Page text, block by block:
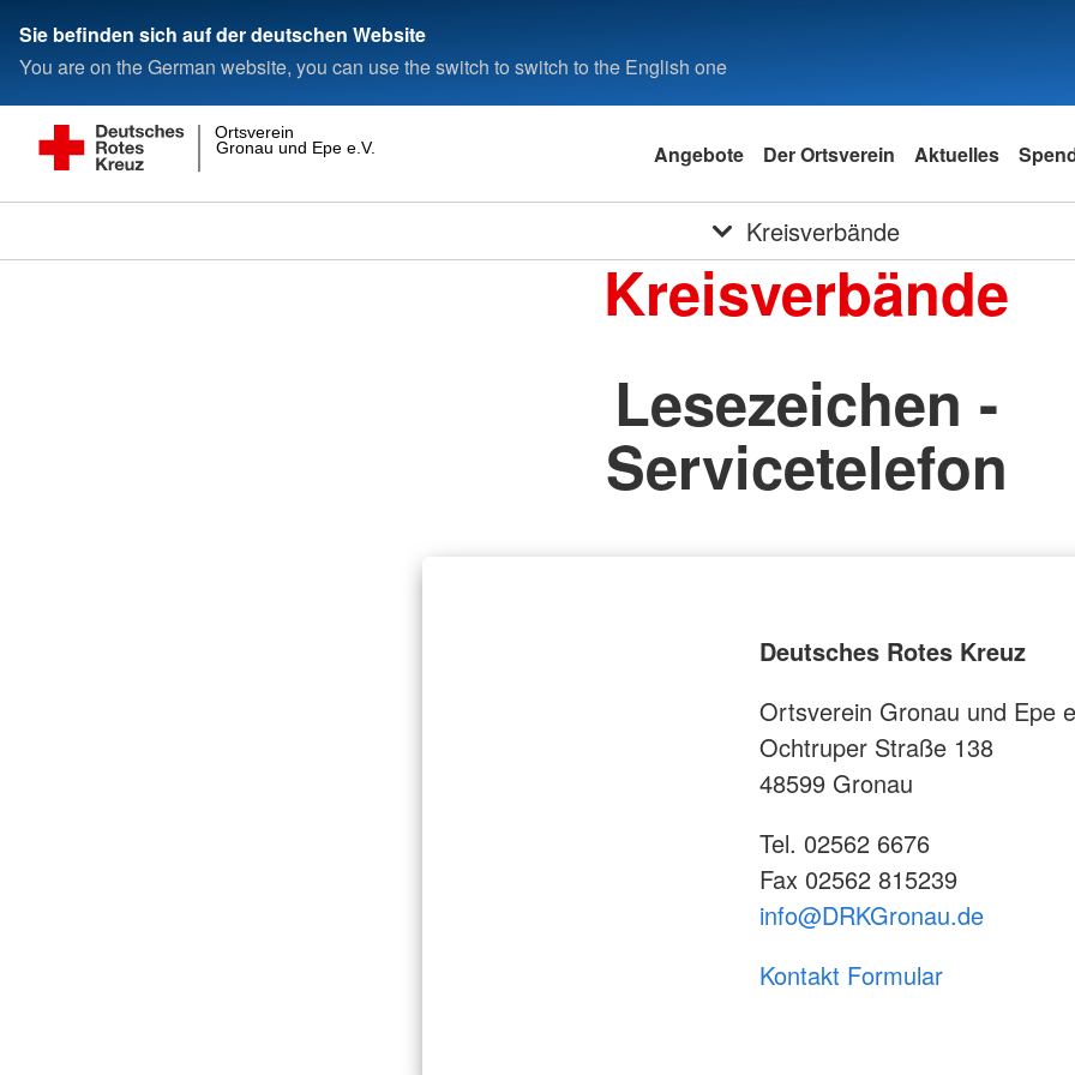
Sie befinden sich auf der deutschen Website
You are on the German website, you can use the switch to switch to the English one
Gronau und Epe e.V.
Ortsverein
Angebote Der Ortsverein Aktuelles
Kreisverbände
Kreisverbände
Lesezeichen -
Servicetelefon
Deutsches Rotes Kreuz
Ortsverein Gronau und Epe
Ochtruper Straße 138
48599 Gronau
Tel. 02562 6676
Fax 02562 815239
info@DRKGronau.de
Kontakt Formular